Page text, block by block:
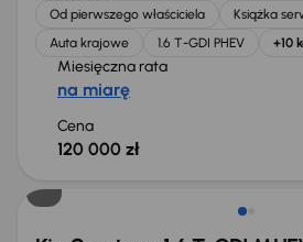
Od pierwszego właściciela
Książka
Auta krajowe
1.6 T-GDI PHEV +10
Miesięczna rata
na miarę
Cena
120 000 zł